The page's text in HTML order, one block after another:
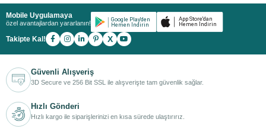
Mobile Uygulamaya
özel avantajlardan yararlanın!
Takipte Kal! X
Güvenli Alışveriş
3D Secure ve 256 Bit SSL ile alışverişte tam güvenlik sağlar.
Hızlı Gönderi
Hızlı kargo ile siparişlerinizi en kısa sürede ulaştırırız.